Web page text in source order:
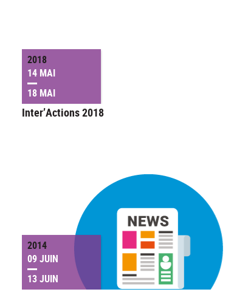
2018
14 MAI
18 MAI
Inter’Actions 2018
2014
09 JUIN
13 JUIN